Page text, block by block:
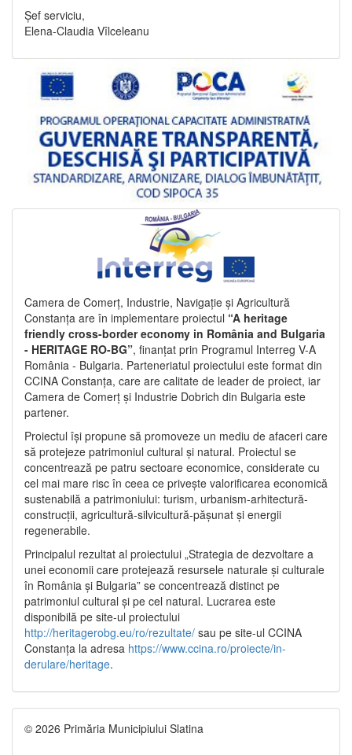
Șef serviciu,
Elena-Claudia Vîlceleanu
Camera de Comerț, Industrie, Navigație și Agricultură
Constanța are în implementare proiectul “A heritage
friendly cross-border economy in România and Bulgaria
- HERITAGE RO-BG”, finanțat prin Programul Interreg V-A
România - Bulgaria. Parteneriatul proiectului este format din
CCINA Constanța, care are calitate de leader de proiect, iar
Camera de Comerț și Industrie Dobrich din Bulgaria este
partener.
Proiectul își propune să promoveze un mediu de afaceri care
să protejeze patrimoniul cultural și natural. Proiectul se
concentrează pe patru sectoare economice, considerate cu
cel mai mare risc în ceea ce privește valorificarea economică
sustenabilă a patrimoniului: turism, urbanism-arhitectură-
construcții, agricultură-silvicultură-pășunat și energii
regenerabile.
Principalul rezultat al proiectului „Strategia de dezvoltare a
unei economii care protejează resursele naturale și culturale
în România și Bulgaria” se concentrează distinct pe
patrimoniul cultural și pe cel natural. Lucrarea este
disponibilă pe site-ul proiectului
http://heritagerobg.eu/ro/rezultate/ sau pe site-ul CCINA
Constanța la adresa https://www.ccina.ro/proiecte/in-
derulare/heritage.
© 2026 Primăria Municipiului Slatina